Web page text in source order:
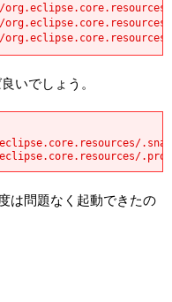
いでしょう。
.snap
は問題なく起動できたの